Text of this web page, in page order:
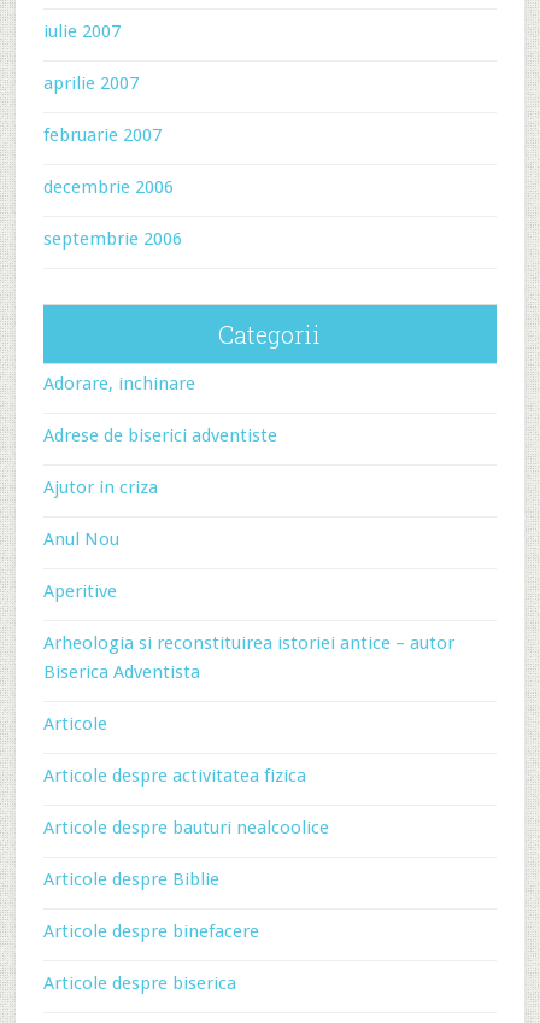
iulie 2007
aprilie 2007
februarie 2007
decembrie 2006
septembrie 2006
Categorii
Adorare, inchinare
Adrese de biserici adventiste
Ajutor in criza
Anul Nou
Aperitive
Arheologia si reconstituirea istoriei antice – autor
Biserica Adventista
Articole
Articole despre activitatea fizica
Articole despre bauturi nealcoolice
Articole despre Biblie
Articole despre binefacere
Articole despre biserica